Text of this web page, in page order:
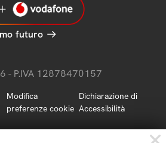
futuro
- P.IVA 12878470157
Modifica
preferenze cookie
Dichiarazione di
Accessibilità